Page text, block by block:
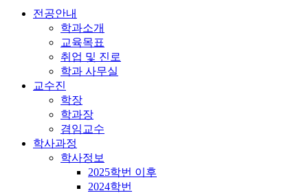
전공안내
학과소개
교육목표
취업 및 진로
학과 사무실
교수진
학장
학과장
겸임교수
학사과정
학사정보
2025학번 이후
2024학번